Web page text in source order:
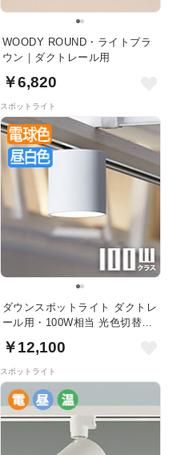
WOODY ROUND・ライトブラ
ウン｜ダクトレール用
￥6,820
スポットライト
ダウンスポットライト ダクトレ
ール用・100W相当 光色切替｜
￥12,100
スポットライト